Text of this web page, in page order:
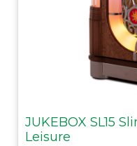
JUKEBOX SL15
Leisure